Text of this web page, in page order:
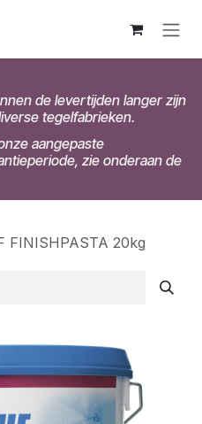
de levertijden langer zijn
tegelfabrieken.
aangepaste
zie onderaan de
FINISHPASTA 20kg